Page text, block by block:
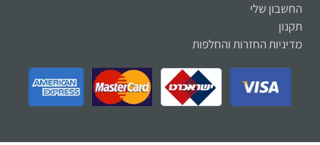
החשבון שלי
תקנון
מדיניות החזרות והחלפות